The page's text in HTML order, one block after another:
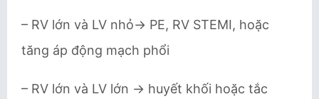
– RV lớn và LV nhỏ→ PE, RV STEMI, hoặc
tăng áp động mạch phổi
– RV lớn và LV lớn → huyết khối hoặc tắc